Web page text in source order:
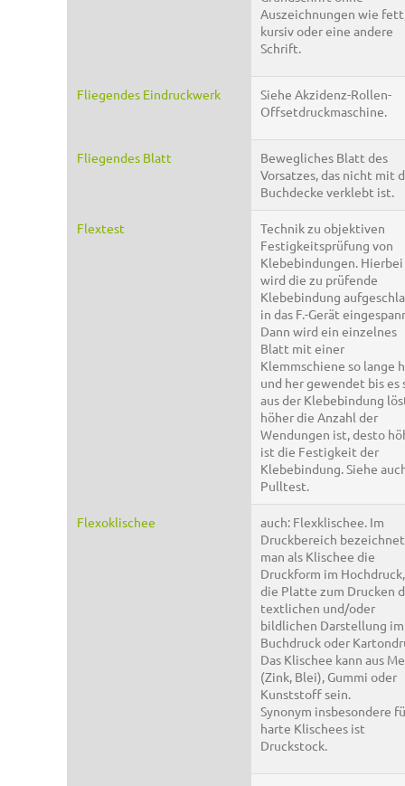
Auszeichnungen wie
kursiv oder eine andere
Schrift.
Fliegendes Eindruckwerk
Siehe Akzidenz-Rollen-
Offsetdruckmaschine.
Fliegendes Blatt
Bewegliches Blatt des
Vorsatzes, das nicht mit
Buchdecke verklebt ist.
Flextest
Technik zu objektiven
Festigkeitsprüfung von
Klebebindungen. Hierbei
wird die zu prüfende
Klebebindung
in das F.-Gerät
Dann wird ein einzelnes
Blatt mit einer
Klemmschiene so lange
und her gewendet bis es
aus der Klebebindung
höher die Anzahl der
Wendungen ist, desto
ist die Festigkeit der
Klebebindung. Siehe
Pulltest.
Flexoklischee
auch: Flexklischee. Im
Druckbereich bezeichnet
man als Klischee die
Druckform im
die Platte zum Drucken
textlichen und/oder
bildlichen Darstellung im
Buchdruck oder
Das Klischee kann aus
(Zink, Blei), Gummi oder
Kunststoff sein.
Synonym insbesondere
harte Klischees ist
Druckstock.